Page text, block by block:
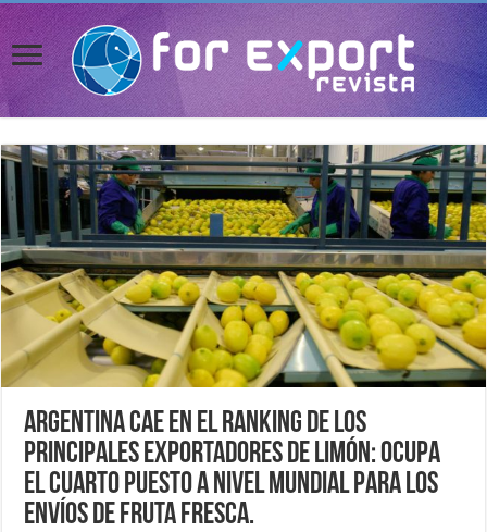
Argentina cae en el ranking de los
principales exportadores de limón: Ocupa
el cuarto puesto a nivel mundial para los
envíos de fruta fresca.